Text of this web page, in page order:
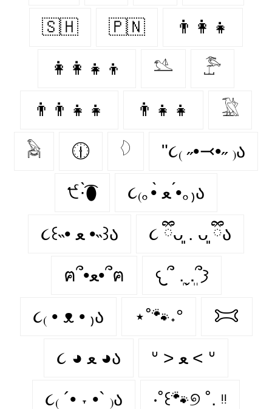
🇸🇭 🇵🇳 👨‍👩‍👧
👩‍👩‍👧‍👦 𓅎 𓅤
👨‍👨‍👧‍👧 👨‍👧‍👧 𓅁
𓅉 🕧 𓆠 "૮₍ ˶•⤙•˶ ₎ა
੯·̀͡⬮ ૮₍｡•̀ ﻌ •́｡₎ა
૮꒰˵• ﻌ •˵꒱ა ૮ ྀིᴗ͈ . ᴗ͈ ྀིა
ฅ՞•ﻌ•՞ฅ 𐔌՞ ܸ.ˬ.ܸ՞𐦯
૮₍ • ᴥ • ₎ა ⋆˚🐾˖° 𐂯
૮ ◕ ﻌ ◕ა ᐡ > ﻌ < ᐡ
૮₍ ´• ˕ •` ₎ა ‧˚꒰🐾୭ ˚. ᵎᵎ